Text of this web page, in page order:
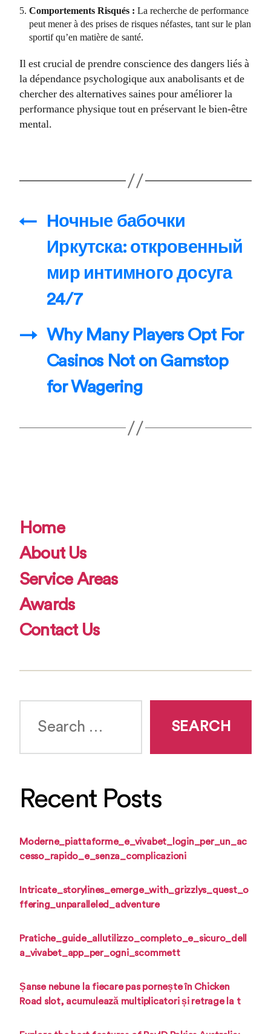
Comportements Risqués : La recherche de performance
peut mener à des prises de risques néfastes, tant sur le plan
sportif qu’en matière de santé.
Il est crucial de prendre conscience des dangers liés à
la dépendance psychologique aux anabolisants et de
chercher des alternatives saines pour améliorer la
performance physique tout en préservant le bien-être
mental.
←
Ночные бабочки
Иркутска: откровенный
мир интимного досуга
24/7
→ Why Many Players Opt For
Casinos Not on Gamstop
for Wagering
Home
About Us
Service Areas
Awards
Contact Us
Recent Posts
Moderne_piattaforme_e_vivabet_login_per_un_ac
cesso_rapido_e_senza_complicazioni
Intricate_storylines_emerge_with_grizzlys_quest_o
ffering_unparalleled_adventure
Pratiche_guide_allutilizzo_completo_e_sicuro_dell
a_vivabet_app_per_ogni_scommett
Șanse nebune la fiecare pas pornește în Chicken
Road slot, acumulează multiplicatori și retrage la t